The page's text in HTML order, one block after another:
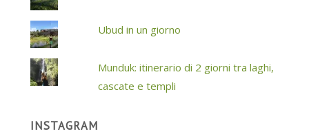
Ubud in un giorno
Munduk: itinerario di 2 giorni tra laghi,
cascate e templi
INSTAGRAM